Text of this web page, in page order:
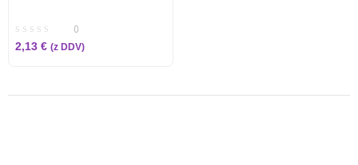
0
2,13 € (z DDV)